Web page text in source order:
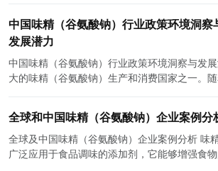
血管健康至关重要。人们对于健康食品和零食的
一步推动了腰果产业的发展。 关于腰果产业的数据来源主要包括国际
等。国际市场研究公司的报告通常涵盖全球各
量、消费量和出口情况，以及市场趋势和前景
指标的详细了解。专业机构的调查报告通过对
研，可以获得更具体的市场信息，如腰果品质
竞争情况等。 然而，在使用这些数据时需要小心谨慎。首先，数据的
来源需要可靠。只有来自专业机构或官方统计
养的关注日益增加，对天然和有机食品的需求
应该抓住这一趋势，优化产品配方，推出更健
满足消费者对高品质食品的需求，提高市场竞争力。 此外，投
应该关注增值服务和品牌建设。随着消费者对
度提高，仅仅有好的产品质量已经不再足够。
过品牌建设来提高产品知名度和竞争力，积极
高度竞争的市场，合作和创新是提高竞争力的
与供应商、客户和其他相关企业建立合作伙伴
力。本文将从市场规模、消费趋势、技术创新
讨中国味精（谷氨酸钠）行业的前景及发展趋势。 首先，中国
（谷氨酸钠）行业市场规模庞大。随着中国人口
提高，消费需求也在不断扩大。中国菜肴以其
感而闻名于世，在全球范围内享有盛誉。因此
也是中国味精（谷氨酸钠）行业发展的重要因
的加快，人们对于方便、快捷的食品的需求日
钠）作为一种具有提味增鲜效果的调味品，受
和追捧。而随着健康饮食观念的普及，人们对于
中国味精（谷氨酸钠）行业政策环境洞察
发展潜力
中国味精（谷氨酸钠）行业政策环境洞察与发展潜力 中国是世
大的味精（谷氨酸钠）生产和消费国家之一。
的发展潜力。本文将从中国味精行业的政策环
方面进行探讨。 一、政策环境洞察 中国政府高度重视食品安全问
题，味精作为一种常用的食品添加剂，必须符
标准。中国食品药品监督管理局制定了一系列的
全球和中国味精（谷氨酸钠）企业案例分
全球及中国味精（谷氨酸钠）企业案例分析 味精（谷氨酸钠）是一种
广泛应用于食品调味的添加剂，它能够增强食